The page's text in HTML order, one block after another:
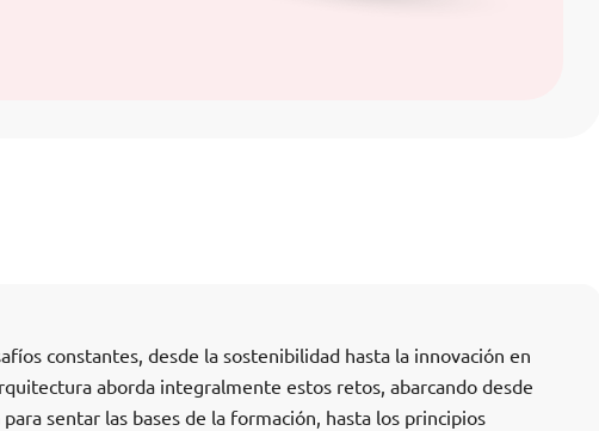
constantes, desde la sostenibilidad hasta la innovación en
aborda integralmente estos retos, abarcando desde
sentar las bases de la formación, hasta los principios